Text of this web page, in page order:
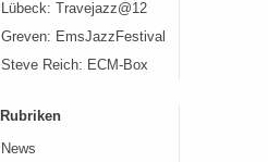
Lübeck: Travejazz@12
Greven: EmsJazzFestival
Steve Reich: ECM-Box
Rubriken
News